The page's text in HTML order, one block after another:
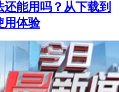
能用吗？从下载到
用体验